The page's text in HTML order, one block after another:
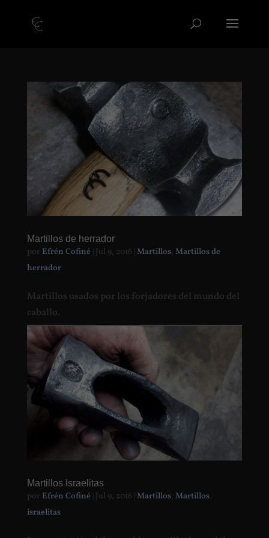
Martillos de herrador
por Efrén Cofiné Jul 9, 2016 Martillos, Martillos de
herrador
Martillos usados por los forjadores del mundo del
caballo.
Martillos Israelitas
por Efrén Cofiné Jul 9, 2016 Martillos, Martillos
israelitas